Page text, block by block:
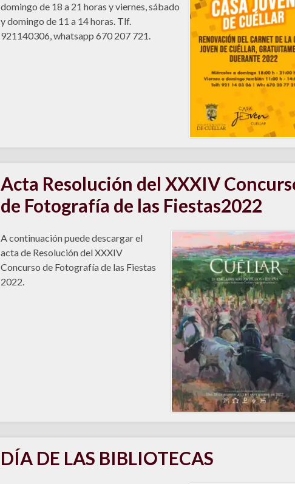
domingo de 18 a 21 horas y viernes, sábado
y domingo de 11 a 14 horas. Tlf.
921140306, whatsapp 670 207 721.
Acta Resolución del XXXIV
de Fotografía de las Fiestas2022
A continuación puede descargar el
acta de Resolución del XXXIV
Concurso de Fotografía de las Fiestas
2022.
DÍA DE LAS BIBLIOTECAS